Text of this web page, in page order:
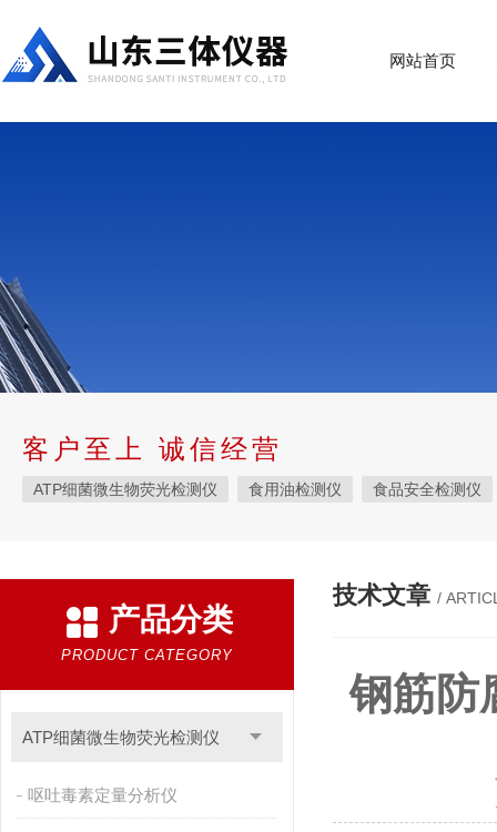
网站首页
客户至上 诚信经营
ATP细菌微生物荧光检测仪 食用油检测仪 食品安全检测仪
产品分类
PRODUCT CATEGORY
ATP细菌微生物荧光检测仪
呕吐毒素定量分析仪
技术文章 /
钢筋防